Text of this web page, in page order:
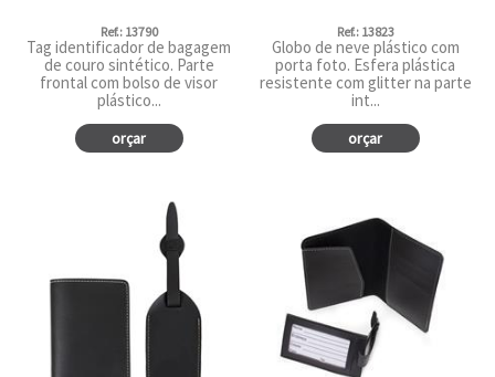
Ref.: 13790
Tag identificador de bagagem
de couro sintético. Parte
frontal com bolso de visor
plástico...
orçar
Ref.: 13823
Globo de neve plástico com
porta foto. Esfera plástica
resistente com glitter na parte
int...
orçar